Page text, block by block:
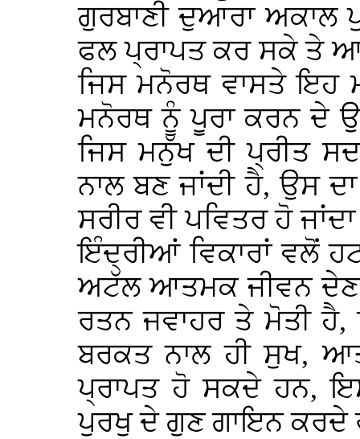
ਗੁਰਬਾਣੀ ਦੁਆਰਾ ਅਕਾਲ
ਫਲ ਪ੍ਰਾਪਤ ਕਰ ਸਕੇ ਤੇ
ਜਿਸ ਮਨੋਰਥ ਵਾਸਤੇ ਇਹ
ਮਨੋਰਥ ਨੂੰ ਪੂਰਾ ਕਰਨ ਦੇ
ਜਿਸ ਮਨੁੱਖ ਦੀ ਪ੍ਰੀਤ
ਨਾਲ ਬਣ ਜਾਂਦੀ ਹੈ, ਉਸ
ਸਰੀਰ ਵੀ ਪਵਿਤਰ ਹੋ
ਇੰਦ੍ਰੀਆਂ ਵਿਕਾਰਾਂ ਵਲੋਂ
ਅਟੱਲ ਆਤਮਕ ਜੀਵਨ ਦੇਣ
ਰਤਨ ਜਵਾਹਰ ਤੇ ਮੋਤੀ ਹੈ,
ਬਰਕਤ ਨਾਲ ਹੀ ਸੁਖ,
ਪ੍ਰਾਪਤ ਹੋ ਸਕਦੇ ਹਨ,
ਪੁਰਖੁ ਦੇ ਗੁਣ ਗਾਇਨ ਕਰਦੇ